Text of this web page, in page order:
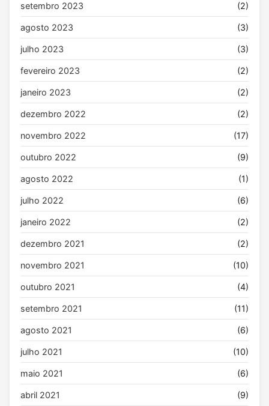
setembro 2023 (2)
agosto 2023 (3)
julho 2023 (3)
fevereiro 2023 (2)
janeiro 2023 (2)
dezembro 2022 (2)
novembro 2022 (17)
outubro 2022 (9)
agosto 2022 (1)
julho 2022 (6)
janeiro 2022 (2)
dezembro 2021 (2)
novembro 2021 (10)
outubro 2021 (4)
setembro 2021 (11)
agosto 2021 (6)
julho 2021 (10)
maio 2021 (6)
abril 2021 (9)